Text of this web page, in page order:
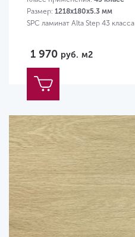
Размер: 1218х180х5.3 мм
SPC ламинат Alta Step 43 класса
1 970 руб. м2